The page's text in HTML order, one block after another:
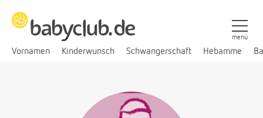
Vornamen Kinderwunsch Schwangerschaft Hebamme
menü